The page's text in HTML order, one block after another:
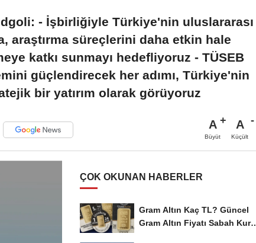
- İşbirliğiyle Türkiye'nin uluslararası
araştırma süreçlerini daha etkin hale
katkı sunmayı hedefliyoruz - TÜSEB
güçlendirecek her adımı, Türkiye'nin
bir yatırım olarak görüyoruz
A
Büyüt
A
Küçült
ÇOK OKUNAN HABERLER
Gram Altın Kaç TL? Güncel
Gram Altın Fiyatı Sabah Kuru